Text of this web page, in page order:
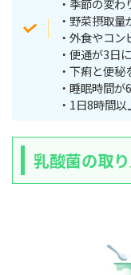
・野菜摂取
・外食やコ
・便通が3日
・下痢と便
・睡眠時間
・1日8時間
乳酸菌の取